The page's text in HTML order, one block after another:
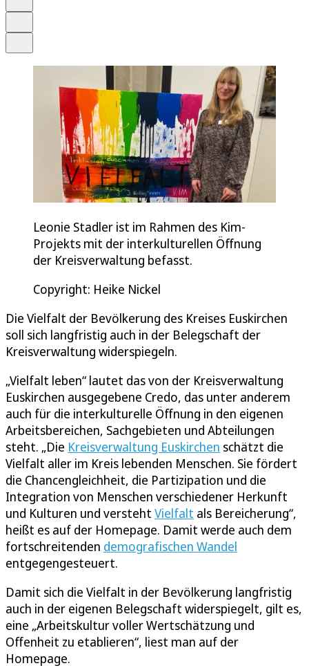
Leonie Stadler ist im Rahmen des Kim-
Projekts mit der interkulturellen Öffnung
der Kreisverwaltung befasst.
Copyright: Heike Nickel
Die Vielfalt der Bevölkerung des Kreises Euskirchen
soll sich langfristig auch in der Belegschaft der
Kreisverwaltung widerspiegeln.
„Vielfalt leben“ lautet das von der Kreisverwaltung
Euskirchen ausgegebene Credo, das unter anderem
auch für die interkulturelle Öffnung in den eigenen
Arbeitsbereichen, Sachgebieten und Abteilungen
steht. „Die Kreisverwaltung Euskirchen schätzt die
Vielfalt aller im Kreis lebenden Menschen. Sie fördert
die Chancengleichheit, die Partizipation und die
Integration von Menschen verschiedener Herkunft
und Kulturen und versteht Vielfalt als Bereicherung“,
heißt es auf der Homepage. Damit werde auch dem
fortschreitenden demografischen Wandel
entgegengesteuert.
Damit sich die Vielfalt in der Bevölkerung langfristig
auch in der eigenen Belegschaft widerspiegelt, gilt es,
eine „Arbeitskultur voller Wertschätzung und
Offenheit zu etablieren“, liest man auf der
Homepage.